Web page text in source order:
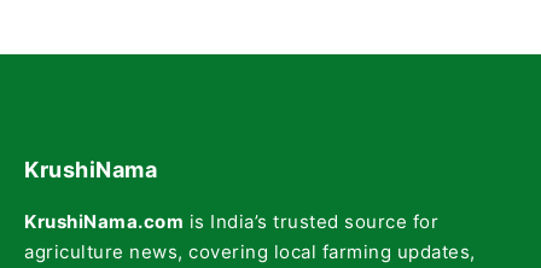
KrushiNama
KrushiNama.com is India’s trusted source for
agriculture news, covering local farming updates,